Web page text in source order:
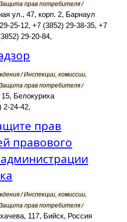
прав потребителя /
ул., 47, корп. 2, Барнаул
25-12, +7 (3852) 29-38-35, +7
29-20-84,
/ Инспекции, комиссии,
прав потребителя /
Белокуриха
2-24-42,
прав
правового
/ Инспекции, комиссии,
прав потребителя /
117, Бийск, Россия